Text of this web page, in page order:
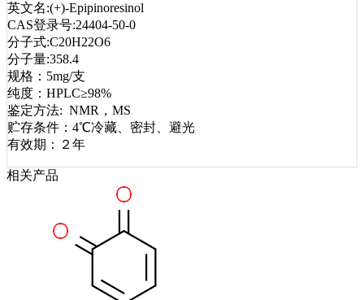
英文名:(+)-Epipinoresinol
CAS登录号:24404-50-0
分子式:C20H22O6
分子量:358.4
规格：5mg/支
纯度：HPLC≥98%
鉴定方法: NMR，MS
贮存条件：4℃冷藏、密封、避光
有效期：２年
相关产品